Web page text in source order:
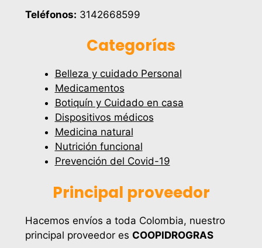
Teléfonos: 3142668599
Categorías
Belleza y cuidado Personal
Medicamentos
Botiquín y Cuidado en casa
Dispositivos médicos
Medicina natural
Nutrición funcional
Prevención del Covid-19
Principal proveedor
Hacemos envíos a toda Colombia, nuestro
principal proveedor es COOPIDROGRAS